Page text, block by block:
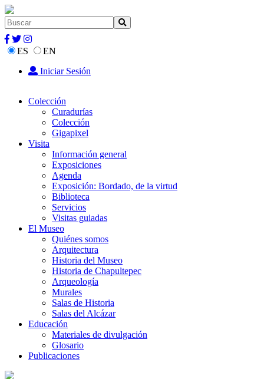
ES
EN
Iniciar Sesión
Colección
Curadurías
Colección
Gigapixel
Visita
Información general
Exposiciones
Agenda
Exposición: Bordado, de la virtud
Biblioteca
Servicios
Visitas guiadas
El Museo
Quiénes somos
Arquitectura
Historia del Museo
Historia de Chapultepec
Arqueología
Murales
Salas de Historia
Salas del Alcázar
Educación
Materiales de divulgación
Glosario
Publicaciones